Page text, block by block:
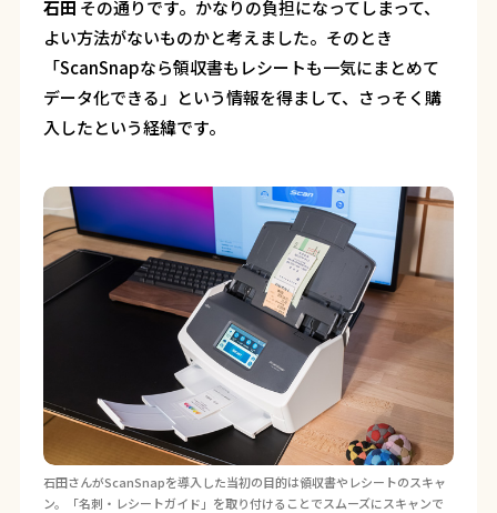
石田 その通りです。かなりの負担になってしまって、
よい方法がないものかと考えました。そのとき
「ScanSnapなら領収書もレシートも一気にまとめて
データ化できる」という情報を得まして、さっそく購
入したという経緯です。
石田さんがScanSnapを導入した当初の目的は領収書やレシートのスキャ
ン。「名刺・レシートガイド」を取り付けることでスムーズにスキャンで